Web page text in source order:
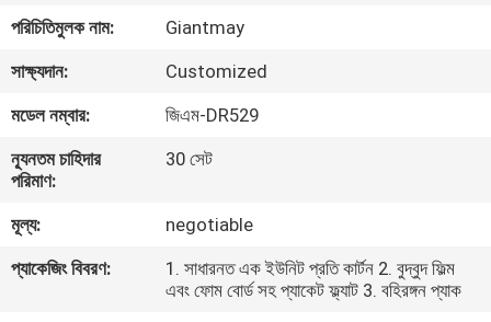
আমাদের
সম্পর্কে
কারখানা
ভ্রমণ
মান
নিয়ন্ত্রণ
ECER
পরিচিতিমুলক নাম:
Giantmay
সাক্ষ্যদান:
Customized
মডেল নম্বার:
জিএম-DR529
ন্যূনতম চাহিদার
পরিমাণ:
30 সেট
মূল্য:
negotiable
প্যাকেজিং বিবরণ:
1. সাধারনত এক ইউনিট প্রতি কার্টন 2. বুদ্বুদ ফিল্ম
এবং ফোম বোর্ড সহ প্যাকেট ফ্ল্যাট 3. বহিরঙ্গন প্যাক